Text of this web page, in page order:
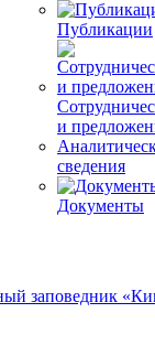
Публикации
и
сведения
Документы